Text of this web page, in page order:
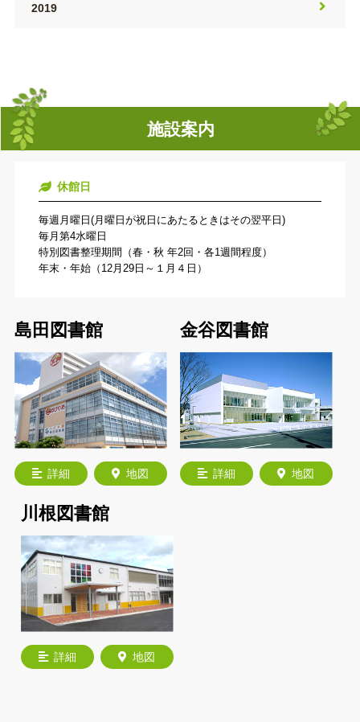
2019
施設案内
休館日
毎週月曜日(月曜日が祝日にあたるときはその翌平日)
毎月第4水曜日
特別図書整理期間（春・秋 年2回・各1週間程度）
年末・年始（12月29日～１月４日）
詳細 地図
島田図書館
詳細 地図
金谷図書館
詳細 地図
川根図書館